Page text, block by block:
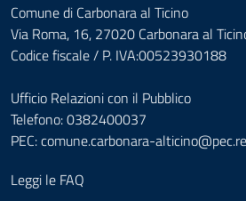
Comune di Carbonara al Ticino
Via Roma, 16, 27020 Carbonara al
Codice fiscale / P. IVA:00523930188
Ufficio Relazioni con il Pubblico
Telefono: 0382400037
PEC:comune.carbonara-
Leggi le FAQ